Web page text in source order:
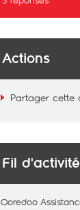
Actions
Partager cette
Fil
Ooredoo